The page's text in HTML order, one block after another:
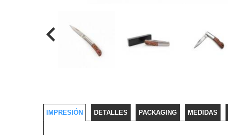
IMPRESIÓN DETALLES PACKAGING MEDIDAS